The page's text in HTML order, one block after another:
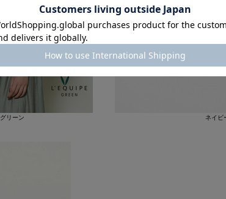
グリーン ネイビ